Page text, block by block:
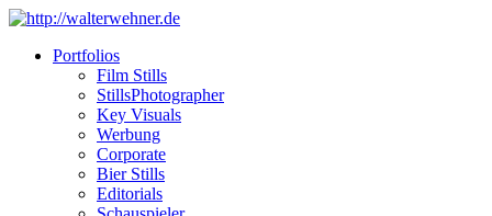
Portfolios
Film Stills
StillsPhotographer
Key Visuals
Werbung
Corporate
Bier Stills
Editorials